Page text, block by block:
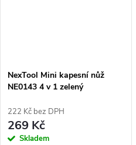
NexTool Mini kapesní nůž
NE0143 4 v 1 zelený
222 Kč bez DPH
269 Kč
Skladem